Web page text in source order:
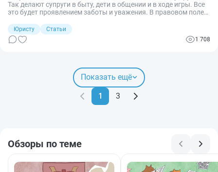
Так делают супруги в быту, дети в общении и в ходе игры. Все
это будет проявлением заботы и уважения. В правовом поле
получение долга или иного обязательства. Такую модель
отношений называют цессией. Расскажу о ее особенностях.
Юристу
Статьи
1 708
Показать ещё
1 3
Обзоры по теме